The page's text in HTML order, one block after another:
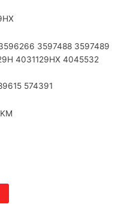
3597488 3597489
4031129HX 4045532
574391